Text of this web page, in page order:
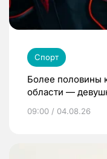
Спорт
Более половины
области —
09:00 / 04.08.26